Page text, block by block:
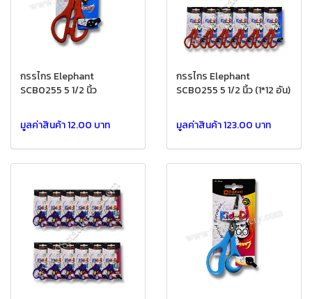
กรรไกร Elephant
SCB0255 5 1/2 นิ้ว
มูลค่าสินค้า 12.00 บาท
กรรไกร Elephant
SCB0255 5 1/2 นิ้ว (1*12 อัน)
มูลค่าสินค้า 123.00 บาท